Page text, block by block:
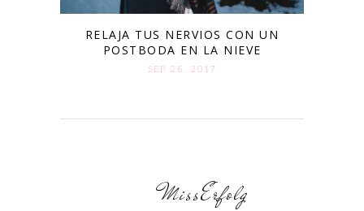
RELAJA TUS NERVIOS CON UN
POSTBODA EN LA NIEVE
SEP 26. 2017
MissErfolg